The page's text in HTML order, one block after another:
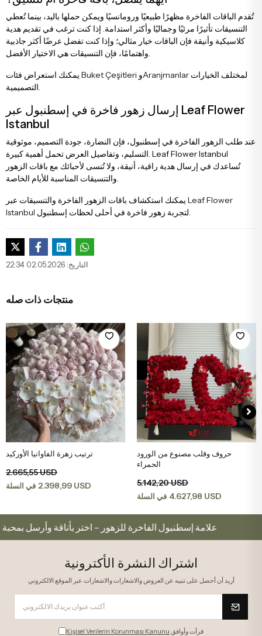
تُقدم الباقات الفاخرة مظهرًا طبيعيًا ورومانسيًا ويمكن حملها باليد، بينما تُعطي
التنسيقات تأثيرًا مرئيًا وجماليًا وأكثر استدامة. إذا كنت ترغب في تقديم هدية
كلاسيكية وأنيقة فإن الباقات خيار مثالي؛ وإذا كنت تفضل عرضًا أكثر جاذبية
واهتمامًا، فإن التنسيقات هي الاختيار الأفضل.
Buket Çeşitleri وAranjmanlar
التصميمية.
إرسال زهور فاخرة في إسطنبول عبر Leaf Flower
Istanbul
عند طلب الزهور الفاخرة في إسطنبول، فإن النضارة، جودة التصميم، موثوقية
التسليم، وتفاصيل العرض تحمل أهمية كبيرة. Leaf Flower Istanbul
تُساعدك في إرسال هدية راقية، أنيقة، ولا تُنسى لأحبائك مع باقات الزهور
والتنسيقات المناسبة للأيام الخاصة.
Leaf Flower
Istanbul
لتجربة زهور فاخرة في أحلى لحظات إسطنبول.
التاريخ: 02.05.2026 22:34
منتجات ذات صله
اضف الى سلة التسوق
ترتيب زهرة الفاوانيا الأوركيد
2.665,55 USD
في السلة 2.398,99 USD
اضف الى سلة التسوق
حروف وقلب مصنوع من الورود
الحمراء
5.142,20 USD
في السلة 4.627,98 USD
علامة إسطنبول الفاخرة للزهور – اختر بأناقة وأرسل
اشتراك النشرة الأكترونية
أريد أن أحصل على تنبيه عن العروض والاشعارات والاشعارات عبر الموقع الالكتروني
Kişisel Verilerin Korunması Kanunu قرأت وأوافق